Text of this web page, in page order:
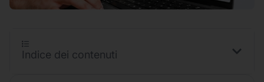
Indice dei contenuti